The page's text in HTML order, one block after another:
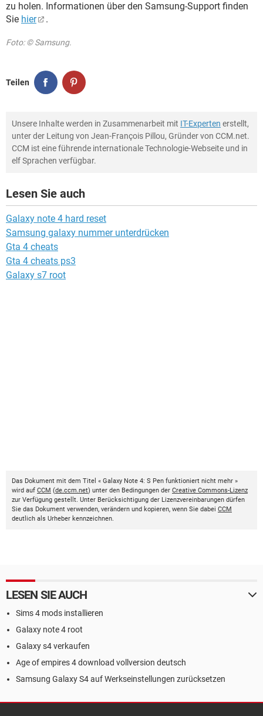
zu holen. Informationen über den Samsung-Support finden
Sie hier .
Foto: © Samsung.
Teilen
Unsere Inhalte werden in Zusammenarbeit mit IT-Experten erstellt,
unter der Leitung von Jean-François Pillou, Gründer von CCM.net.
CCM ist eine führende internationale Technologie-Webseite und in
elf Sprachen verfügbar.
Lesen Sie auch
Galaxy note 4 hard reset
Samsung galaxy nummer unterdrücken
Gta 4 cheats
Gta 4 cheats ps3
Galaxy s7 root
Das Dokument mit dem Titel « Galaxy Note 4: S Pen funktioniert nicht mehr »
wird auf CCM (de.ccm.net) unter den Bedingungen der Creative Commons-Lizenz
zur Verfügung gestellt. Unter Berücksichtigung der Lizenzvereinbarungen dürfen
Sie das Dokument verwenden, verändern und kopieren, wenn Sie dabei CCM
deutlich als Urheber kennzeichnen.
LESEN SIE AUCH
Sims 4 mods installieren
Galaxy note 4 root
Galaxy s4 verkaufen
Age of empires 4 download vollversion deutsch
Samsung Galaxy S4 auf Werkseinstellungen zurücksetzen